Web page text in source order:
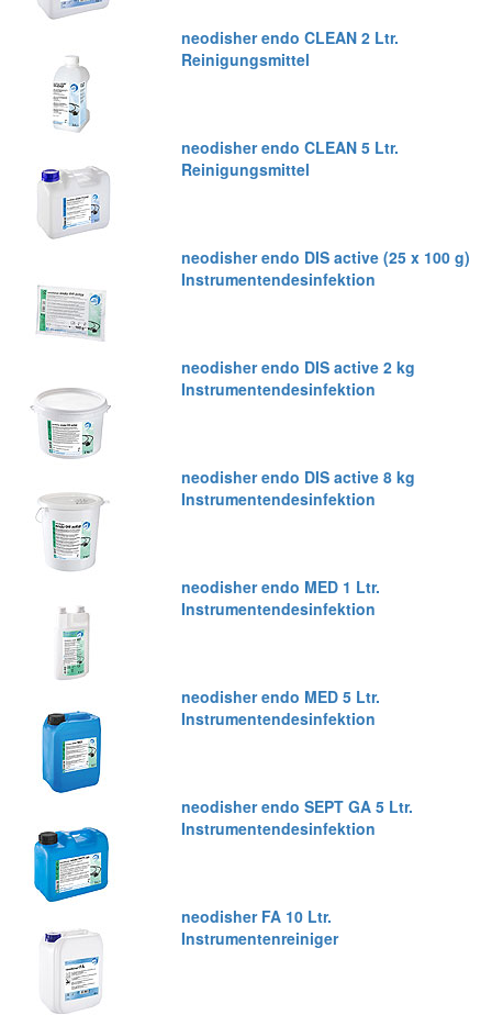
neodisher endo CLEAN 2 Ltr.
Reinigungsmittel
neodisher endo CLEAN 5 Ltr.
Reinigungsmittel
neodisher endo DIS active (25 x 100 g)
Instrumentendesinfektion
neodisher endo DIS active 2 kg
Instrumentendesinfektion
neodisher endo DIS active 8 kg
Instrumentendesinfektion
neodisher endo MED 1 Ltr.
Instrumentendesinfektion
neodisher endo MED 5 Ltr.
Instrumentendesinfektion
neodisher endo SEPT GA 5 Ltr.
Instrumentendesinfektion
neodisher FA 10 Ltr.
Instrumentenreiniger